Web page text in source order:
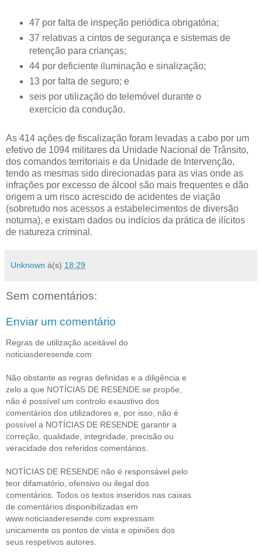
47 por falta de inspeção periódica obrigatória;
37 relativas a cintos de segurança e sistemas de
retenção para crianças;
44 por deficiente iluminação e sinalização;
13 por falta de seguro; e
seis por utilização do telemóvel durante o
exercício da condução.
As 414 ações de fiscalização foram levadas a cabo por um
efetivo de 1094 militares da Unidade Nacional de Trânsito,
dos comandos territoriais e da Unidade de Intervenção,
tendo as mesmas sido direcionadas para as vias onde as
infrações por excesso de álcool são mais frequentes e dão
origem a um risco acrescido de acidentes de viação
(sobretudo nos acessos a estabelecimentos de diversão
noturna), e existam dados ou indícios da prática de ilícitos
de natureza criminal.
Unknown à(s) 18:29
Sem comentários:
Enviar um comentário
Regras de utilização aceitável do
noticiasderesende.com
Não obstante as regras definidas e a diligência e
zelo a que NOTÍCIAS DE RESENDE se propõe,
não é possível um controlo exaustivo dos
comentários dos utilizadores e, por isso, não é
possível a NOTÍCIAS DE RESENDE garantir a
correção, qualidade, integridade, precisão ou
veracidade dos referidos comentários.
NOTÍCIAS DE RESENDE não é responsável pelo
teor difamatório, ofensivo ou ilegal dos
comentários. Todos os textos inseridos nas caixas
de comentários disponibilizadas em
www.noticiasderesende.com expressam
unicamente os pontos de vista e opiniões dos
seus respetivos autores.